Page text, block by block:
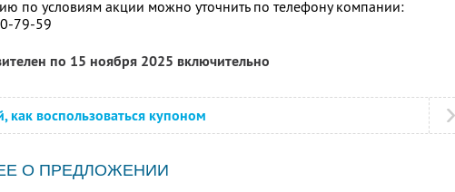
по условиям акции можно уточнить по телефону компании:
79-59
по 15 ноября 2025 включительно
как воспользоваться купоном
О ПРЕДЛОЖЕНИИ